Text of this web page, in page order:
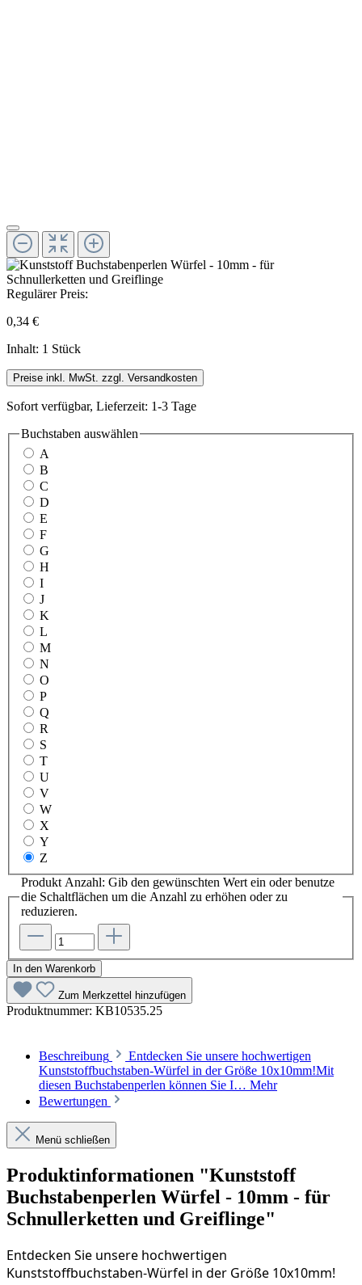
Regulärer Preis:
0,34 €
Inhalt: 1 Stück
Preise inkl. MwSt. zzgl. Versandkosten
Sofort verfügbar, Lieferzeit: 1-3 Tage
Buchstaben auswählen
A
B
C
D
E
F
G
H
I
J
K
L
M
N
O
P
Q
R
S
T
U
V
W
X
Y
Z
Produkt Anzahl: Gib den gewünschten Wert ein oder benutze
die Schaltflächen um die Anzahl zu erhöhen oder zu
reduzieren.
In den Warenkorb
Zum Merkzettel hinzufügen
Produktnummer: KB10535.25
Beschreibung
Entdecken Sie unsere hochwertigen
Kunststoffbuchstaben-Würfel in der Größe 10x10mm!Mit
diesen Buchstabenperlen können Sie I… Mehr
Bewertungen
Menü schließen
Produktinformationen "Kunststoff
Buchstabenperlen Würfel - 10mm - für
Schnullerketten und Greiflinge"
Entdecken Sie unsere hochwertigen
Kunststoffbuchstaben-Würfel in der Größe 10x10mm!